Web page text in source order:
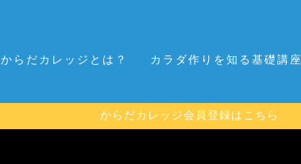
からだカレッジとは？ カラダ作りを知る基礎講座
からだカレッジ会員登録はこちら